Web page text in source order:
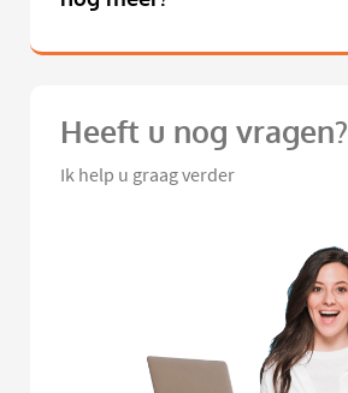
Heeft u nog vragen?
Ik help u graag verder